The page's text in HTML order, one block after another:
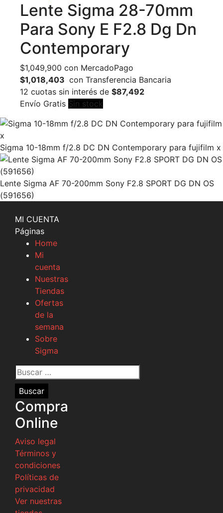
Lente Sigma 28-70mm
Para Sony E F2.8 Dg Dn
Contemporary
$1,049,900 con MercadoPago
$1,018,403 con Transferencia Bancaria
12 cuotas sin interés de $87,492
Envío Gratis Sin stock
Sigma 10-18mm f/2.8 DC DN Contemporary para fujifilm x
Lente Sigma AF 70-200mm Sony F2.8 SPORT DG DN OS
(591656)
MI CUENTA
Páginas
Home
Mi
cuenta
Nuestras
Tiendas
Ofertas
de la
semana
Sobre
Sigma
Buscar
por:
Compra
Online
Aviso legal
Términos y
condiciones
Políticas de
privacidad
Ver nuestras